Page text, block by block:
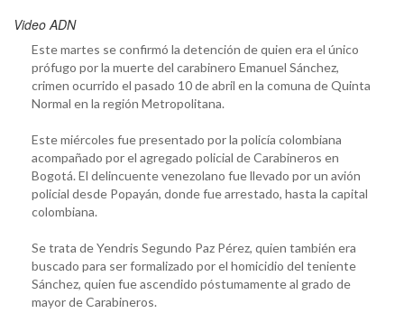
Video ADN
Este martes se confirmó la detención de quien era el único
prófugo por la muerte del carabinero Emanuel Sánchez,
crimen ocurrido el pasado 10 de abril en la comuna de Quinta
Normal en la región Metropolitana.
Este miércoles fue presentado por la policía colombiana
acompañado por el agregado policial de Carabineros en
Bogotá. El delincuente venezolano fue llevado por un avión
policial desde Popayán, donde fue arrestado, hasta la capital
colombiana.
Se trata de Yendris Segundo Paz Pérez, quien también era
buscado para ser formalizado por el homicidio del teniente
Sánchez, quien fue ascendido póstumamente al grado de
mayor de Carabineros.